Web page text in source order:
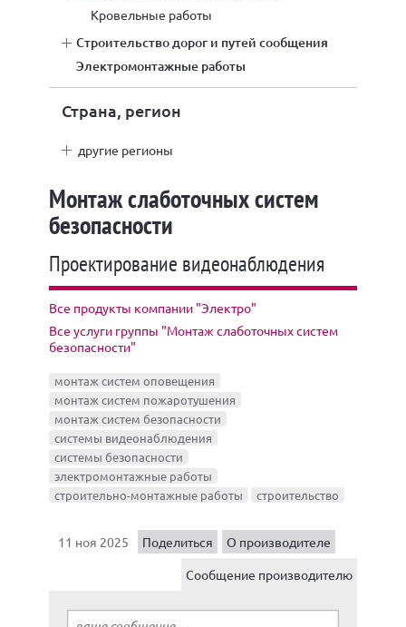
кровельные работы
строительство дорог и путей сообщения
электромонтажные работы
Страна, регион
другие регионы
Монтаж слаботочных систем
безопасности
Проектирование видеонаблюдения
Все продукты компании "Электро"
Все услуги группы "Монтаж слаботочных систем
безопасности"
монтаж систем оповещения
монтаж систем пожаротушения
монтаж систем безопасности
системы видеонаблюдения
системы безопасности
электромонтажные работы
строительно-монтажные работы
строительство
11 ноя 2025 Поделиться
О производителе
Сообщение производителю